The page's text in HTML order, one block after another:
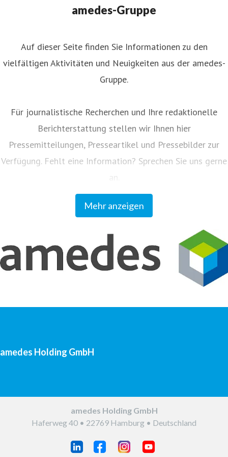
+49 172 166 08 43
amedes-Gruppe
Mehr anzeigen
Auf dieser Seite finden Sie Informationen zu den
vielfältigen Aktivitäten und Neuigkeiten aus der amedes-
Gruppe.
Für journalistische Recherchen und Ihre redaktionelle
Berichterstattung stellen wir Ihnen hier
Pressemitteilungen, Presseartikel und Pressebilder zur
Verfügung. Fehlt eine Information? Sprechen Sie uns gerne
Unser Kundenmagazin "amedes update" informiert
aus dem Unternehmen. Sie können das Magazin auf
www.amedes-group.com abonnieren.
amedes Holding GmbH